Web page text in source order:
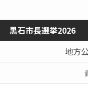
黒石市長選挙2026
地方